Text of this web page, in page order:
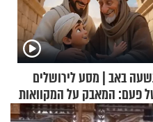
באב | מסע לירושלים
פעם: המאבק על המקוואות